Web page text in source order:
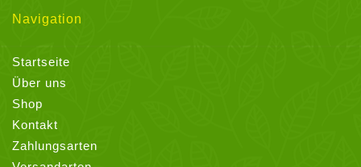
Navigation
Startseite
Über uns
Shop
Kontakt
Zahlungsarten